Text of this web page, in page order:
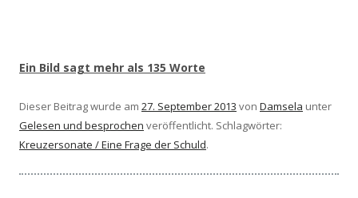
Ein Bild sagt mehr als 135 Worte
Dieser Beitrag wurde am 27. September 2013 von Damsela unter
Gelesen und besprochen veröffentlicht. Schlagwörter:
Kreuzersonate / Eine Frage der Schuld.